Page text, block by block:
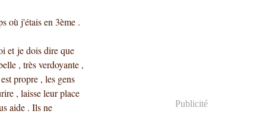
où j'étais en 3ème .
et je dois dire que
, très verdoyante ,
propre , les gens
, laisse leur place
aide . Ils ne
Publicité